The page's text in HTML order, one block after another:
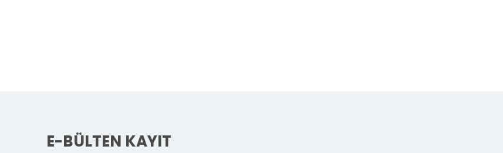
E-BÜLTEN KAYIT